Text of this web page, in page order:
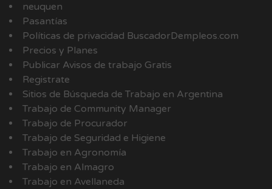
neuquen
Pasantías
Políticas de privacidad BuscadorDempleos.com
Precios y Planes
Publicar Avisos de trabajo Gratis
Registrate
Sitios de Búsqueda de Trabajo en Argentina
Trabajo de Community Manager
Trabajo de Procurador
Trabajo de Seguridad e Higiene
Trabajo en Agronomía
Trabajo en Almagro
Trabajo en Avellaneda